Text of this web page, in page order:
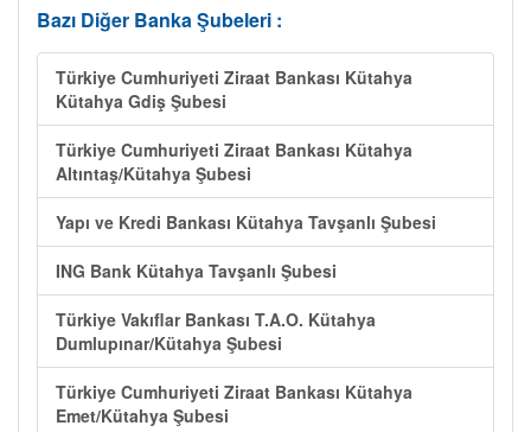
Bazı Diğer Banka Şubeleri :
Türkiye Cumhuriyeti Ziraat Bankası Kütahya
Kütahya Gdiş Şubesi
Türkiye Cumhuriyeti Ziraat Bankası Kütahya
Altıntaş/Kütahya Şubesi
Yapı ve Kredi Bankası Kütahya Tavşanlı Şubesi
ING Bank Kütahya Tavşanlı Şubesi
Türkiye Vakıflar Bankası T.A.O. Kütahya
Dumlupınar/Kütahya Şubesi
Türkiye Cumhuriyeti Ziraat Bankası Kütahya
Emet/Kütahya Şubesi